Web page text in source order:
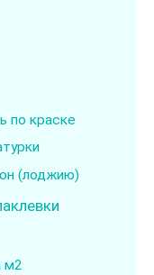
по краске
(лоджию)
м2